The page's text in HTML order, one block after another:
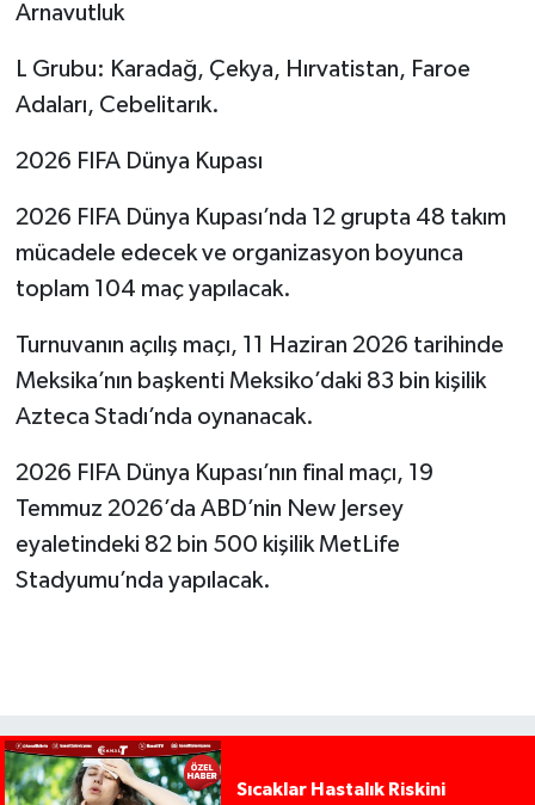
Arnavutluk
L Grubu: Karadağ, Çekya, Hırvatistan, Faroe
Adaları, Cebelitarık.
2026 FIFA Dünya Kupası
2026 FIFA Dünya Kupası’nda 12 grupta 48 takım
mücadele edecek ve organizasyon boyunca
toplam 104 maç yapılacak.
Turnuvanın açılış maçı, 11 Haziran 2026 tarihinde
Meksika’nın başkenti Meksiko’daki 83 bin kişilik
Azteca Stadı’nda oynanacak.
2026 FIFA Dünya Kupası’nın final maçı, 19
Temmuz 2026’da ABD’nin New Jersey
eyaletindeki 82 bin 500 kişilik MetLife
Stadyumu’nda yapılacak.
Sıcaklar Hastalık Riskini